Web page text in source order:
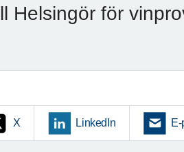
Helsingör för
X LinkedIn